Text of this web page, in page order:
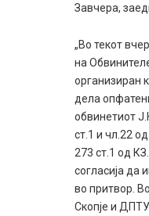
Завчера,
„Во текот
на
организиран
дела
обвинетиот
ст.1 и чл.22
273 ст.1 од
согласија да
во притвор.
Скопје и